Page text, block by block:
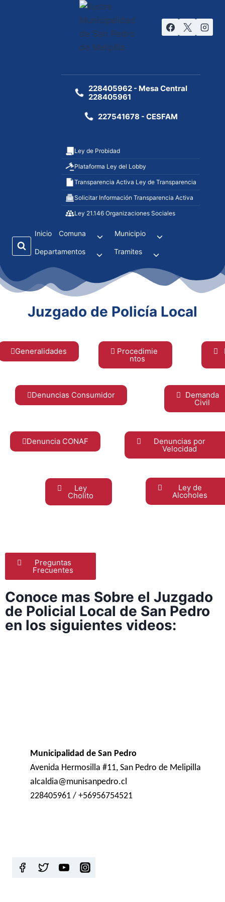
228405962 - Mesa Central
228405961
227541678 - CESFAM
Ley de Probidad
Plataforma Ley del Lobby
Transparencia Activa Ley de Transparencia
Solicitar Información Transparencia Activa
Ley 21.146 Organizaciones Sociales
Inicio Comuna Municipio
Departamentos Tramites
Juzgado de Policía Local
Generalidades Procedimie
ntos
Denuncias por
Velocidad
Denuncia CONAF
Demanda
Civil
Denuncias Consumidor
Ley
Cholito
Ley de
Alcoholes
Preguntas
Frecuentes
Conoce mas Sobre el Juzgado
de Policial Local de San Pedro
en los siguientes videos:
Municipalidad de San Pedro
Avenida Hermosilla #11, San Pedro de Melipilla
alcaldia@munisanpedro.cl
228405961 / +56956754521